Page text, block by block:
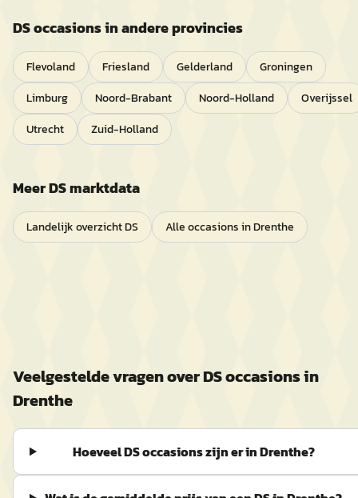
DSoccasions in andere provincies
Flevoland Friesland Gelderland
Groningen
Limburg
Noord-Brabant Noord-Holland
Overijssel
Utrecht
Zuid-Holland
MeerDSmarktdata
Landelijk overzichtDS Alle occasions inDrenthe
Veelgestelde vragen overDSoccasions in
Drenthe
Hoeveel DS occasions zijn er in Drenthe?